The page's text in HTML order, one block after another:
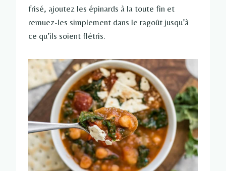
frisé, ajoutez les épinards à la toute fin et
remuez-les simplement dans le ragoût jusqu’à
ce qu’ils soient flétris.